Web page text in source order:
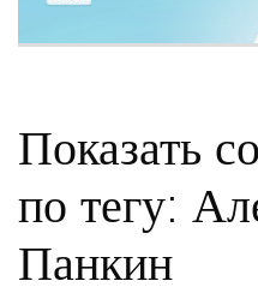
Показать
по тегу:
Панкин